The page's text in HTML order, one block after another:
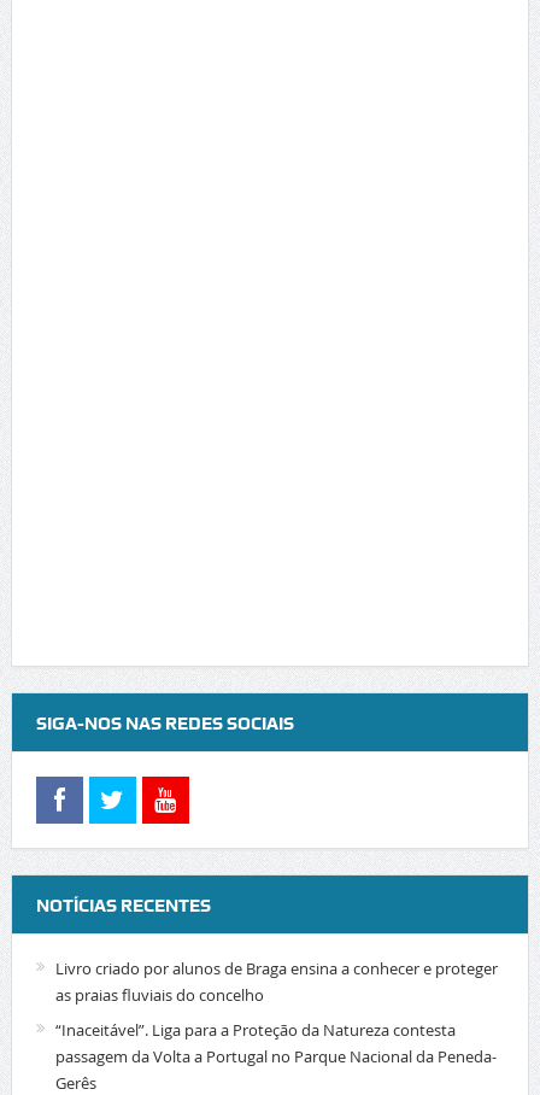
SIGA-NOS NAS REDES SOCIAIS
NOTÍCIAS RECENTES
Livro criado por alunos de Braga ensina a conhecer e proteger
as praias fluviais do concelho
“Inaceitável”. Liga para a Proteção da Natureza contesta
passagem da Volta a Portugal no Parque Nacional da Peneda-
Gerês